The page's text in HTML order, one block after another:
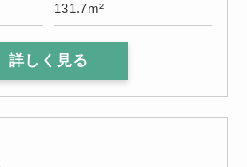
131.7m²
詳しく見る